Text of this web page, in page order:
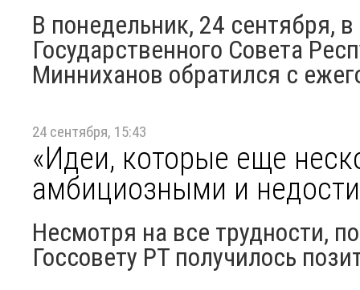
В понедельник, 24 сентября,
Государственного Совета
Минниханов обратился с
24 сентября, 15:43
«Идеи, которые еще
амбициозными и
Несмотря на все трудности,
Госсовету РТ получилось